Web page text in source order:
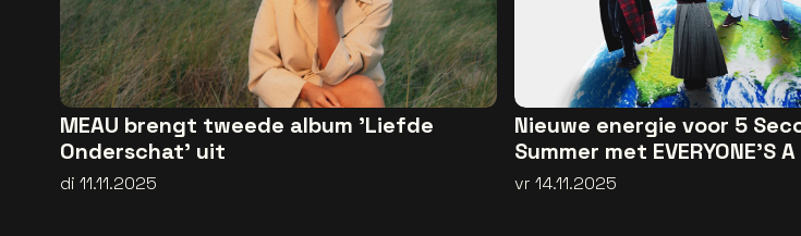
MEAU brengt tweede album 'Liefde
Onderschat' uit
di 11.11.2025
Nieuwe energie voor 5
Summer met EVERYONE’S A
vr 14.11.2025